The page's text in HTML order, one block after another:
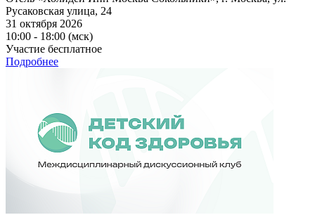
Русаковская улица, 24
31 октября 2026
10:00 - 18:00 (мск)
Участие бесплатное
Подробнее